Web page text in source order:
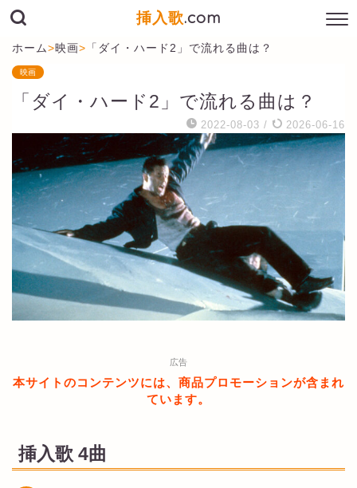
挿入歌.com
ホーム>映画> 「ダイ・ハード2」で流れる曲は？
映画
「ダイ・ハード2」で流れる曲は？
2022-08-03 / 2026-06-16
広告
本サイトのコンテンツには、商品プロモーションが含まれ
ています。
挿入歌 4曲